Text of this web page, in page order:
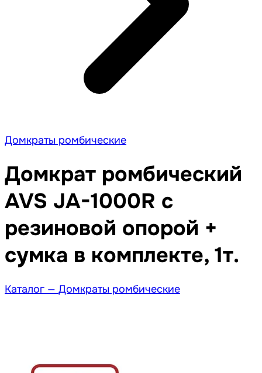
Домкраты ромбические
Домкрат ромбический
AVS JA-1000R с
резиновой опорой +
сумка в комплекте, 1т.
Каталог — Домкраты ромбические